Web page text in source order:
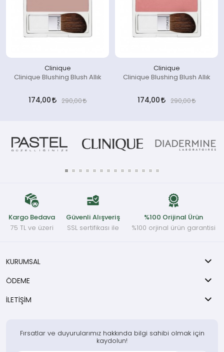
Clinique
Clinique Blushing Blush Allık
174,00 290,00
Clinique
Clinique Blushing Blush Allık
174,00 290,00
Kargo Bedava
75 TL ve üzeri
Güvenli Alışveriş
SSL sertifikası ile
%100 Orijinal Ürün
%100 orjinal ürün garantisi
KURUMSAL
ÖDEME
İLETİŞİM
Fırsatlar ve duyurularımız hakkında bilgi sahibi olmak için
kaydolun!